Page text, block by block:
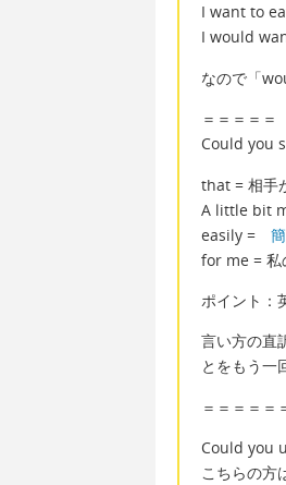
I want to
I would
なので「
＝＝＝＝＝
Could you
that = 相手
A little bit
easily =
for me = 私
ポイント：
言い方の直
とをもう一
＝＝＝＝＝
Could you
こちらの方